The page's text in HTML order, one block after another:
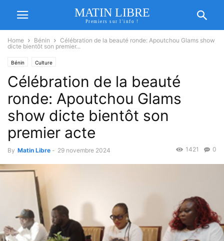
MATIN LIBRE
Premiers sur l'info !
Home Bénin
Célébration de la beauté ronde: Apoutchou Glams show
dicte bientôt son premier...
Bénin Culture
Célébration de la beauté
ronde: Apoutchou Glams
show dicte bientôt son
premier acte
By Matin Libre - 29 novembre 2024 0
1421